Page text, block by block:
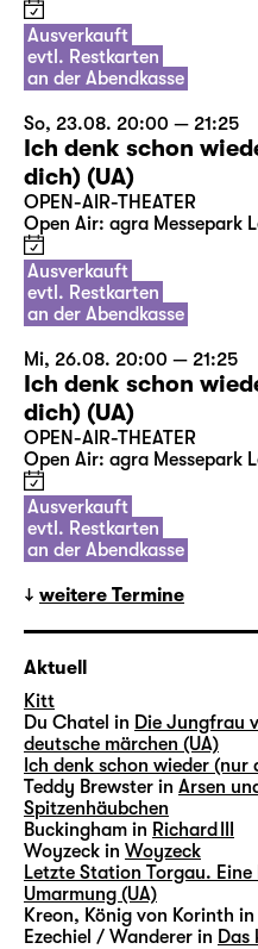
Ausverkauft
evtl. Restkarten
an der Abendkasse
So, 23.08. 20:00 — 21:25
Ich denk schon
dich) (UA)
OPEN-AIR-THEATER
Open Air: agra Messepark
Ausverkauft
evtl. Restkarten
an der Abendkasse
Mi, 26.08. 20:00 — 21:25
Ich denk schon
dich) (UA)
OPEN-AIR-THEATER
Open Air: agra Messepark
Ausverkauft
evtl. Restkarten
an der Abendkasse
weitere Termine
Aktuell
Kitt
Du Chatel in Die Jungfrau
deutsche märchen (UA)
Ich denk schon wieder (nur
Teddy Brewster in Arsen
Spitzenhäubchen
Buckingham in Richard III
Woyzeck in Woyzeck
Letzte Station Torgau. Eine
Umarmung (UA)
Kreon, König von Korinth in
Ezechiel / Wanderer in Das